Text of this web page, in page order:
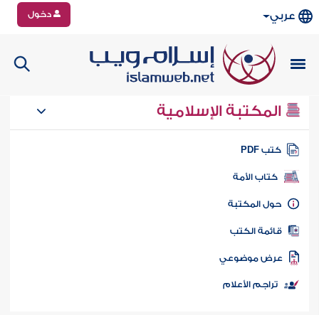
عربي دخول
المكتبة الإسلامية
كتب PDF
كتاب الأمة
المكتبة
الكتب
موضوعي